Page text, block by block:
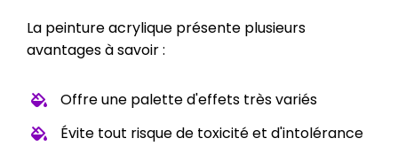
La peinture acrylique présente plusieurs
avantages à savoir :
Offre une palette d'effets très variés
Évite tout risque de toxicité et d'intolérance